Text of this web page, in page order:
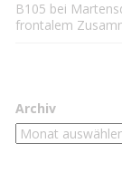
B105 bei
frontalem
Archiv